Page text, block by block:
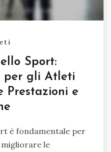
Sport:
per gli Atleti
Prestazioni e
è fondamentale per
le